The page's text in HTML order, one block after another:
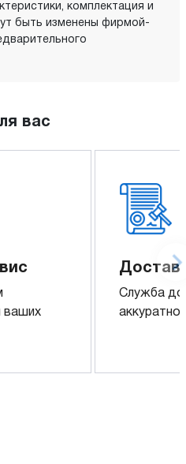
комплектация и
быть изменены фирмой-
вас
ваших
Служба
аккуратно